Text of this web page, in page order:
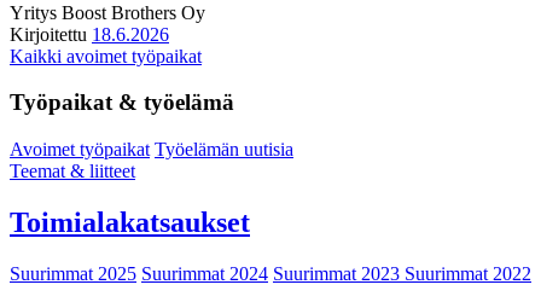
Yritys Boost Brothers Oy
Kirjoitettu 18.6.2026
Kaikki avoimet työpaikat
Työpaikat & työelämä
Avoimet työpaikat Työelämän uutisia
Teemat & liitteet
Toimialakatsaukset
Suurimmat 2025 Suurimmat 2024 Suurimmat 2023 Suurimmat 2022